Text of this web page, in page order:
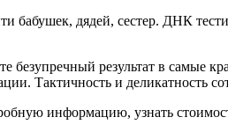
бабушек, дядей, сестер. ДНК
безупречный результат в самые
Тактичность и деликатность
информацию, узнать